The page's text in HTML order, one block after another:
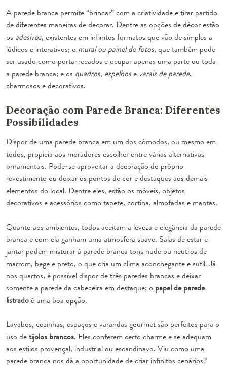
A parede branca permite “brincar” com a criatividade e tirar partido
de diferentes maneiras de decorar. Dentre as opções de décor estão
os adesivos, existentes em infinitos formatos que vão de simples a
lúdicos e interativos; o mural ou painel de fotos, que também pode
ser usado como porta-recados e ocupar apenas uma parte ou toda
a parede branca; e os quadros, espelhose varais de parede,
charmosos e decorativos.
Decoração com Parede Branca: Diferentes
Possibilidades
Dispor de uma parede branca em um dos cômodos, ou mesmo em
todos, propicia aos moradores escolher entre várias alternativas
ornamentais. Pode-se aproveitar a decoração do próprio
revestimento ou deixar os pontos de core destaques aos demais
elementos do local. Dentre eles, estão os móveis, objetos
decorativos e acessórios como tapete, cortina, almofadas e mantas.
Quanto aos ambientes, todos aceitam a leveza e elegância da parede
branca e com ela ganham uma atmosfera suave. Salas de estar e
jantar podem misturar à parede branca tons nude ou neutros de
marrom, bege e preto, o que cria um clima aconchegante e sutil. Já
nos quartos, é possível dispor de três paredes brancas e deixar
somente a parede da cabeceira em destaque; o papel de parede
listradoé uma boa opção.
Lavabos, cozinhas, espaços e varandas gourmet são perfeitos para o
uso detijolos brancos. Eles conferem certo charme e se adequam
aos estilos provençal, industrial ou escandinavo. Viu como uma
parede branca nos dá a oportunidade de criar infinitos cenários?